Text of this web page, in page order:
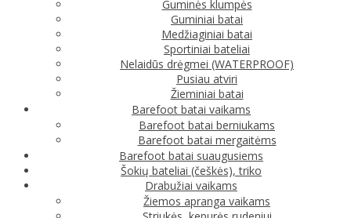
Guminės klumpės
Guminiai batai
Medžiaginiai batai
Sportiniai bateliai
Nelaidūs drėgmei (WATERPROOF)
Pusiau atviri
Žieminiai batai
Barefoot batai vaikams
Barefoot batai berniukams
Barefoot batai mergaitėms
Barefoot batai suaugusiems
Šokių bateliai (češkės), triko
Drabužiai vaikams
Žiemos apranga vaikams